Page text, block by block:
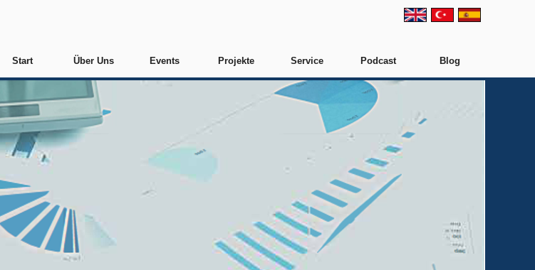
Start Über Uns Events Projekte Service Podcast Blog